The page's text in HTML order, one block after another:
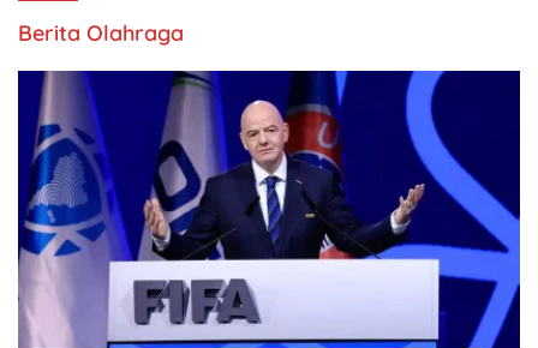
Berita Olahraga